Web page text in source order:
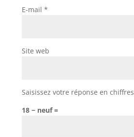
E-mail *
Site web
Saisissez votre réponse en chiffres
18 − neuf =